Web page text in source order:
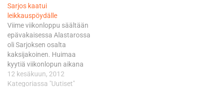
pyöränsä selkään.
Lauantain aika-ajot menivät
Superstock-tiimin osalta
kaksijakoisesti. Tiimin
kuljettajista Hyvinkään
Marko Aarnio, 30, ajoi
kolmanteen lähtöruutuun ja
Forssan Joel Vinnikainen,
Sarjos kaatui
leikkauspöydälle
Viime viikonloppu säältään
epävakaisessa Alastarossa
oli Sarjoksen osalta
kaksijakoinen. Huimaa
kyytiä viikonlopun aikana
päästellyt Sarjos rikkoi oman
ennätyksensä parilla
12 kesäkuun, 2012
Kategoriassa "Uutiset"